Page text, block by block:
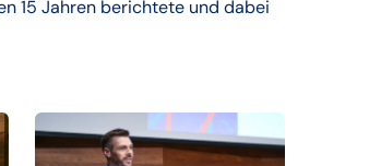
15 Jahren berichtete und dabei